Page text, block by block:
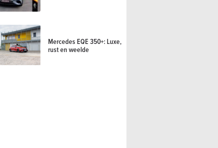
Mercedes EQE 350+: Luxe,
rust en weelde